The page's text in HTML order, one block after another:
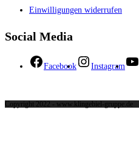
Einwilligungen widerrufen
Social Media
Facebook Instagram
Copyright 2022 - www.klingebiel-gruppe.de